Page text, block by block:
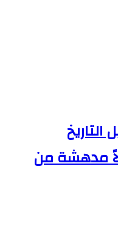
مدهشة من